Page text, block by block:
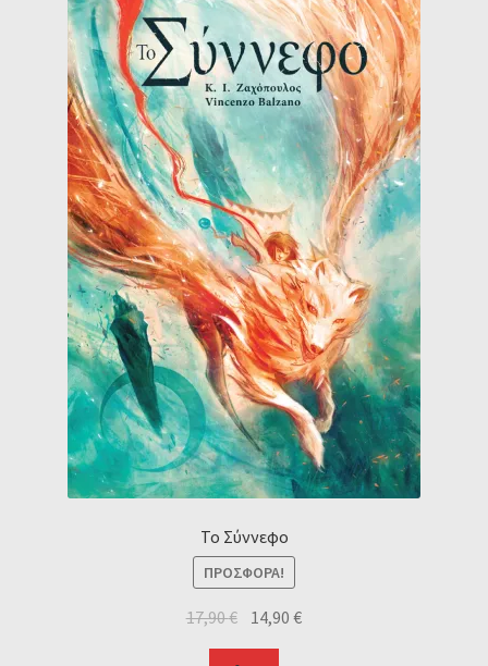
Wishlist
Λίστα επιθυμιών
Καλάθι
Πληρωμή
Ο λογαριασμός μου
Όροι χρήσης
Επικοινωνία
Το Σύννεφο
ΠΡΟΣΦΟΡΆ!
17,90€ 14,90€